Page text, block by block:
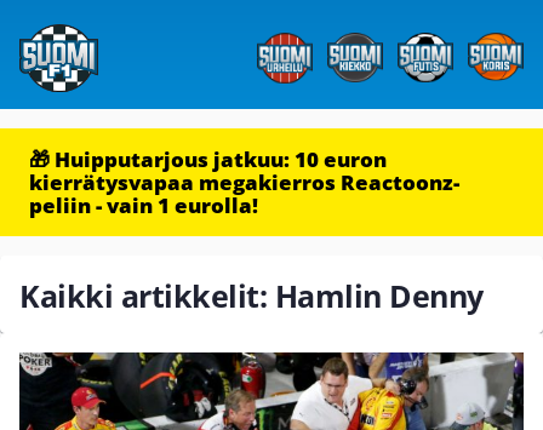
🎁 Huipputarjous jatkuu: 10 euron
kierrätysvapaa megakierros Reactoonz-
peliin - vain 1 eurolla!
Kaikki artikkelit: Hamlin Denny